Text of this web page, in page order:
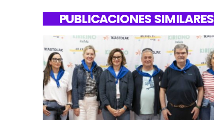
PUBLICACIONES SIMILARES